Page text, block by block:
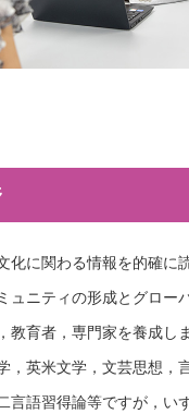
化に関わる情報を的確に
ュニティの形成とグロー
教育者，専門家を養成し
，英米文学，文芸思想，
言語習得論等ですが，い